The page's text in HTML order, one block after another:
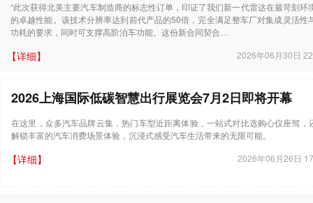
“此次获得北美主要汽车制造商的标志性订单，印证了我们新一代雷达在最苛刻环
的卓越性能。该技术分辨率达到前代产品的50倍，完全满足整车厂对集成灵活性
功耗的要求，同时可支撑高阶泊车功能。这份新合同契合…
【详细】 2026年06月30日
2026上海国际低碳智慧出行展览会7月2日即将开幕
在这里，众多汽车品牌云集，热门车型近距离体验，一站式对比选购心仪座驾，
解锁丰富的汽车消费场景体验，沉浸式感受汽车生活带来的无限可能。
【详细】 2026年06月26日